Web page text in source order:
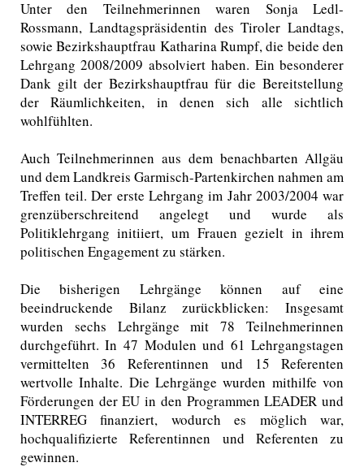
Unter den Teilnehmerinnen waren Sonja Ledl-
Rossmann, Landtagspräsidentin des Tiroler Landtags,
sowie Bezirkshauptfrau Katharina Rumpf, die beide den
Lehrgang 2008/2009 absolviert haben. Ein besonderer
Dank gilt der Bezirkshauptfrau für die Bereitstellung
der Räumlichkeiten, in denen sich alle sichtlich
wohlfühlten.
Auch Teilnehmerinnen aus dem benachbarten Allgäu
und dem Landkreis Garmisch-Partenkirchen nahmen am
Treffen teil. Der erste Lehrgang im Jahr 2003/2004 war
grenzüberschreitend angelegt und wurde als
Politiklehrgang initiiert, um Frauen gezielt in ihrem
politischen Engagement zu stärken.
Die bisherigen Lehrgänge können auf eine
beeindruckende Bilanz zurückblicken: Insgesamt
wurden sechs Lehrgänge mit 78 Teilnehmerinnen
durchgeführt. In 47 Modulen und 61 Lehrgangstagen
vermittelten 36 Referentinnen und 15 Referenten
wertvolle Inhalte. Die Lehrgänge wurden mithilfe von
Förderungen der EU in den Programmen LEADER und
INTERREG finanziert, wodurch es möglich war,
hochqualifizierte Referentinnen und Referenten zu
gewinnen.